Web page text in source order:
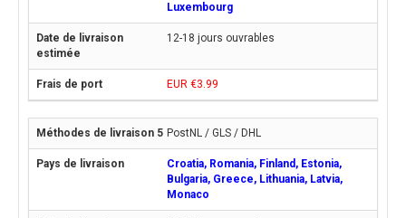
Luxembourg
12-18 jours ouvrables
EUR €3.99
PostNL / GLS / DHL
Croatia, Romania, Finland, Estonia,
Bulgaria, Greece, Lithuania, Latvia,
Monaco